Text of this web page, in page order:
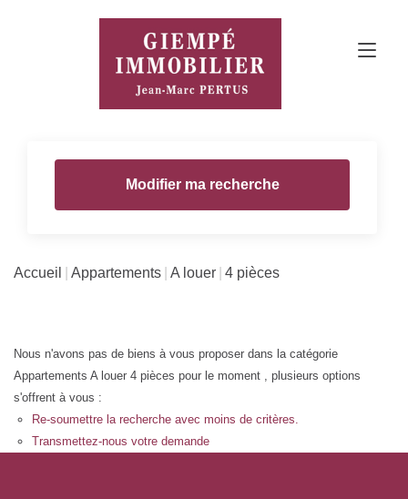
Modifier ma recherche
Accueil Appartements A louer 4 pièces
Nous n'avons pas de biens à vous proposer dans la catégorie
Appartements A louer 4 pièces pour le moment , plusieurs options
s'offrent à vous :
Re-soumettre la recherche avec moins de critères.
Transmettez-nous votre demande